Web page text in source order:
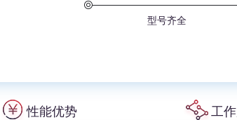
型号齐全
性能优势 工